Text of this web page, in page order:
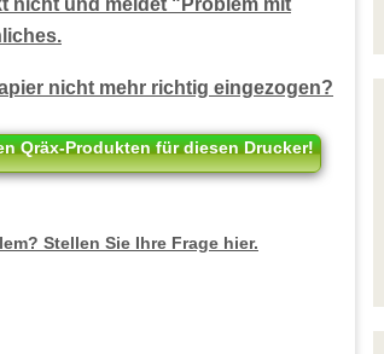
nicht mehr richtig eingezogen?
Qräx-Produkten für diesen Drucker!
Stellen Sie Ihre Frage hier.